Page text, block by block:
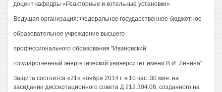
доцент кафедры «Реакторные и котельные установки»
Ведущая организация: Федеральное государственное бюджетное
образовательное учреждение высшего
профессионального образования "Ивановский
государственный энергетический университет имени В.И. Ленина"
Защита состоится «21» ноября 2014 г. в 10 час. 30 мин. на
заседании диссертационного совета Д 212.304.08, созданного на